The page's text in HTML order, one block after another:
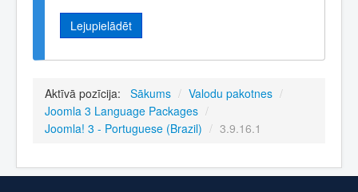
Lejupielādēt
Aktīvā pozīcija: Sākums / Valodu pakotnes /
Joomla 3 Language Packages /
Joomla! 3 - Portuguese (Brazil) / 3.9.16.1